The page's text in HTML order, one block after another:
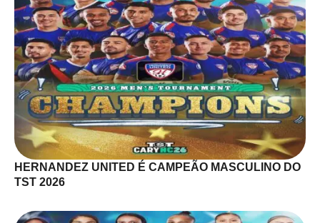
HERNANDEZ UNITED É CAMPEÃO MASCULINO DO
TST 2026